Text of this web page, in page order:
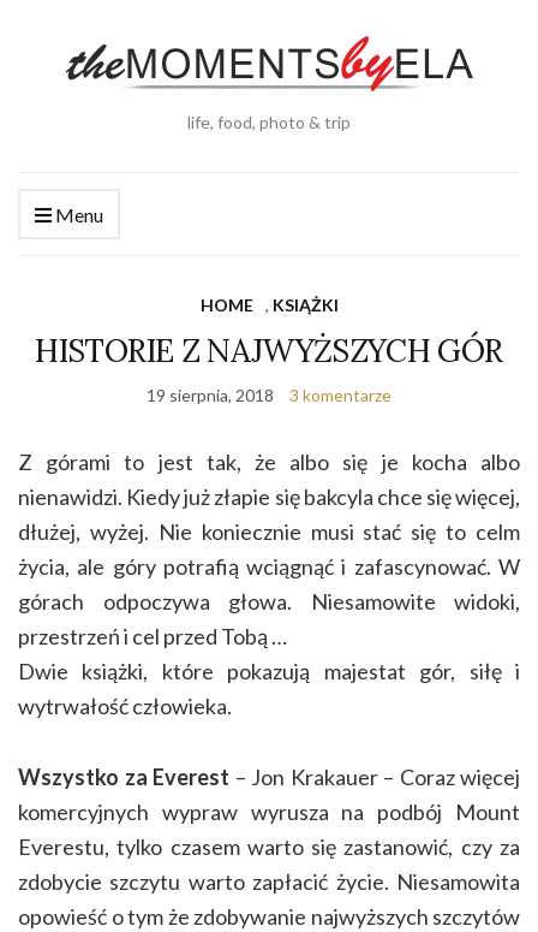
life, food, photo & trip
Menu
HOME , KSIĄŻKI
HISTORIE Z NAJWYŻSZYCH GÓR
19 sierpnia, 2018 3 komentarze
Z górami to jest tak, że albo się je kocha albo
nienawidzi. Kiedy już złapie się bakcyla chce się więcej,
dłużej, wyżej. Nie koniecznie musi stać się to celm
życia, ale góry potrafią wciągnąć i zafascynować. W
górach odpoczywa głowa. Niesamowite widoki,
przestrzeń i cel przed Tobą …
Dwie książki, które pokazują majestat gór, siłę i
wytrwałość człowieka.
Wszystko za Everest – Jon Krakauer – Coraz więcej
komercyjnych wypraw wyrusza na podbój Mount
Everestu, tylko czasem warto się zastanowić, czy za
zdobycie szczytu warto zapłacić życie. Niesamowita
opowieść o tym że zdobywanie najwyższych szczytów